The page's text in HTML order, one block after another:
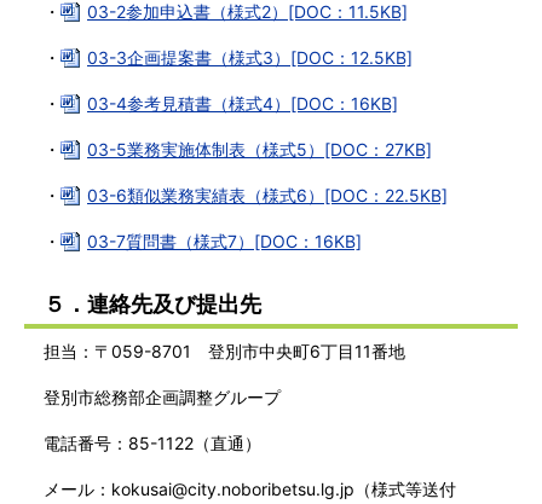
・ 03-2参加申込書（様式2）[DOC：11.5KB]
・ 03-3企画提案書（様式3）[DOC：12.5KB]
・ 03-4参考見積書（様式4）[DOC：16KB]
・ 03-5業務実施体制表（様式5）[DOC：27KB]
・ 03-6類似業務実績表（様式6）[DOC：22.5KB]
・ 03-7質問書（様式7）[DOC：16KB]
５．連絡先及び提出先
担当：〒059-8701 登別市中央町6丁目11番地
登別市総務部企画調整グループ
電話番号：85-1122（直通）
メール：kokusai@city.noboribetsu.lg.jp（様式等送付